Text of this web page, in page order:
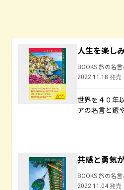
人生を楽し
BOOKS 旅の名
2022.11.18 発売
世界を４０年
アの名言と癒
共感と勇気
BOOKS 旅の名
2022.11.04 発売